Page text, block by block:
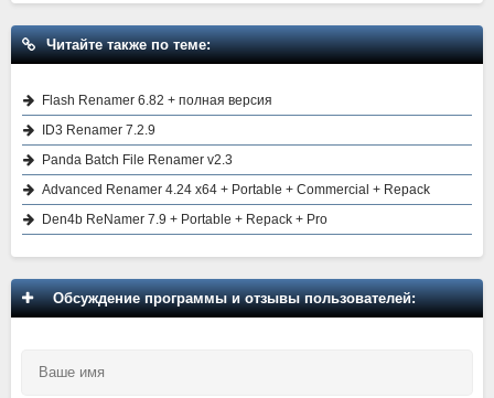
Читайте также по теме:
Flash Renamer 6.82 + полная версия
ID3 Renamer 7.2.9
Panda Batch File Renamer v2.3
Advanced Renamer 4.24 x64 + Portable + Commercial + Repack
Den4b ReNamer 7.9 + Portable + Repack + Pro
Обсуждение программы и отзывы пользователей: